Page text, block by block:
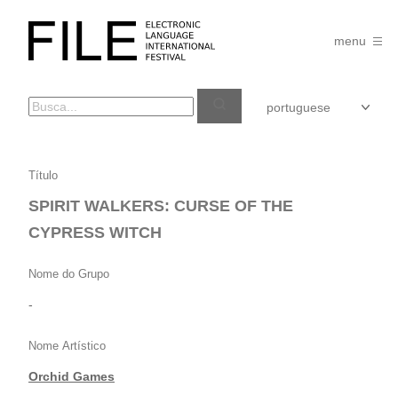
FILE
FESTIVAL
menu
SPIRIT
WALKERS:
CURSE
THE
Título
SPIRIT WALKERS: CURSE OF THE
CYPRESS WITCH
Nome do Grupo
-
Nome Artístico
Orchid Games